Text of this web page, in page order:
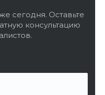
сегодня. Оставьте
консультацию